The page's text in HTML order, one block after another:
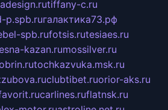
tiffany-c.ru
p.spb.ruгалактика73.рф
spb.rufotsis.rutesiaes.ru
kazan.rumossilver.ru
tochkazvuka.msk.ru
clubtibet.ruorior-aks.ru
carlines.ruflatnsk.ru